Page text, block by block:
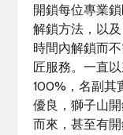
開鎖每位專業
解鎖方法，以
時間內解鎖而
匠服務。一直
100%，名副其
優良，獅子山
而來，甚至有